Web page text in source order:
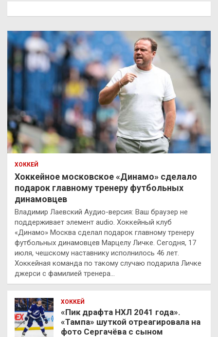
ХОККЕЙ
Хоккейное московское «Динамо» сделало
подарок главному тренеру футбольных
динамовцев
Владимир Лаевский Аудио-версия: Ваш браузер не
поддерживает элемент audio. Хоккейный клуб
«Динамо» Москва сделал подарок главному тренеру
футбольных динамовцев Марцелу Личке. Сегодня, 17
июля, чешскому наставнику исполнилось 46 лет.
Хоккейная команда по такому случаю подарила Личке
джерси с фамилией тренера…
ХОККЕЙ
«Пик драфта НХЛ 2041 года».
«Тампа» шуткой отреагировала на
фото Сергачёва с сыном